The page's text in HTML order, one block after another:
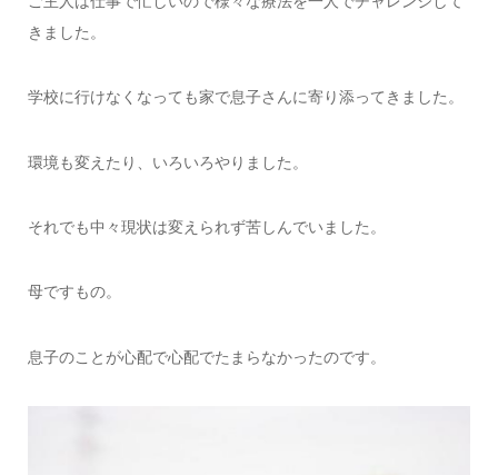
きました。
学校に行けなくなっても家で息子さんに寄り添ってきました。
環境も変えたり、いろいろやりました。
それでも中々現状は変えられず苦しんでいました。
母ですもの。
息子のことが心配で心配でたまらなかったのです。